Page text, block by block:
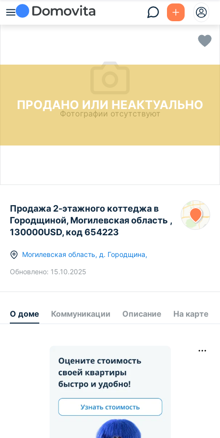
ПРОДАНО ИЛИ НЕАКТУАЛЬНО
Фотографии отсутствуют
Продажа 2-этажного коттеджа в
Городщиной, Могилевская область ,
130000USD, код 654223
Могилевская область, д. Городщина,
Обновлено: 15.10.2025
О доме Коммуникации Описание На карте